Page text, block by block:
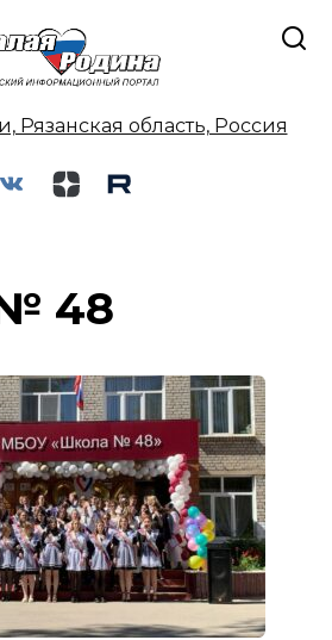
Рязанская область, Россия
48